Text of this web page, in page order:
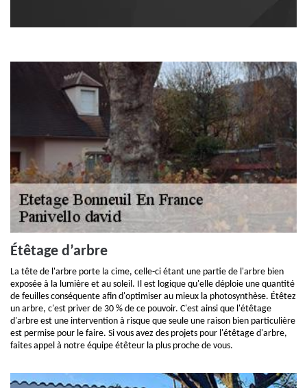
Étêtage d’arbre
La tête de l'arbre porte la cime, celle-ci étant une partie de l'arbre bien
exposée à la lumière et au soleil. Il est logique qu'elle déploie une quantité
de feuilles conséquente afin d'optimiser au mieux la photosynthèse. Étêtez
un arbre, c'est priver de 30 % de ce pouvoir. C'est ainsi que l'étêtage
d'arbre est une intervention à risque que seule une raison bien particulière
est permise pour le faire. Si vous avez des projets pour l'étêtage d'arbre,
faites appel à notre équipe étêteur la plus proche de vous.